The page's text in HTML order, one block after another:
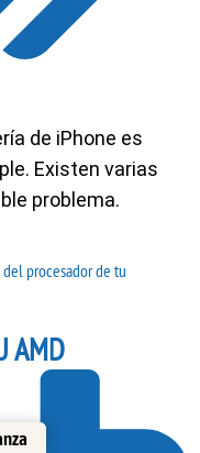
de iPhone es
Existen varias
problema.
AMD